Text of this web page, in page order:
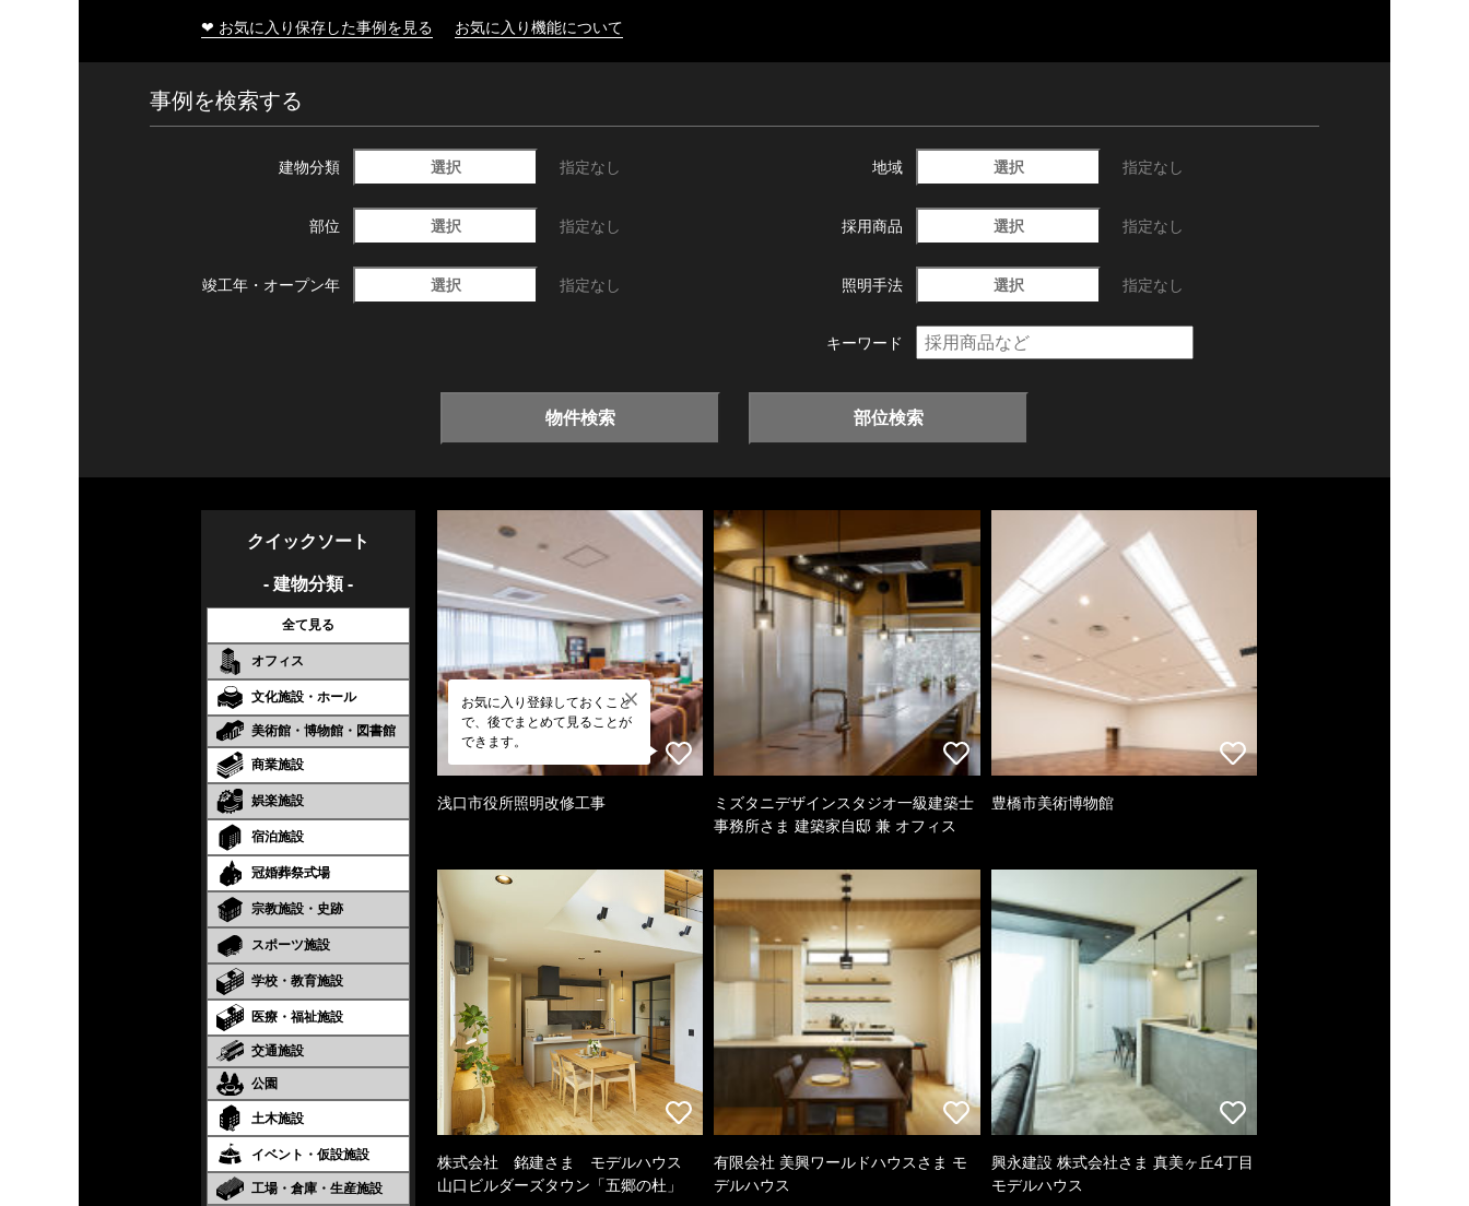
❤ お気に入り保存した事例を見る お気に入り機能について
事例を検索する
建物分類 選択 指定なし 地域 選択 指定なし
部位 選択 指定なし 採用商品 選択 指定なし
竣工年・ オープン年 選択 指定なし 照明手法 選択 指定なし
キーワード
物件検索 部位検索
クイックソート
- 建物分類 -
全て見る
オフィス
文化施設・ホール
美術館・博物館・図書館
商業施設
娯楽施設
宿泊施設
冠婚葬祭式場
宗教施設・史跡
スポーツ施設
学校・教育施設
医療・福祉施設
交通施設
公園
土木施設
イベント・仮設施設
工場・倉庫・生産施設
お気に入り登録しておくこと
で、後でまとめて見ることが
できます。
浅口市役所照明改修工事
ミズタニデザインスタジオ一級建築士
事務所さま 建築家自邸 兼 オフィス
豊橋市美術博物館
株式会社 銘建さま モデルハウス
山口ビルダーズタウン「五郷の杜」
有限会社 美興ワールドハウスさま モ
デルハウス
興永建設 株式会社さま 真美ヶ丘4丁目
モデルハウス